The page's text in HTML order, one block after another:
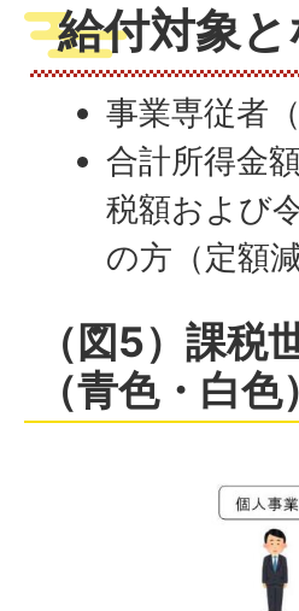
給付対象
事業専従者
合計所得金
税額および
の方（定額
（図5）課税
（青色・白色